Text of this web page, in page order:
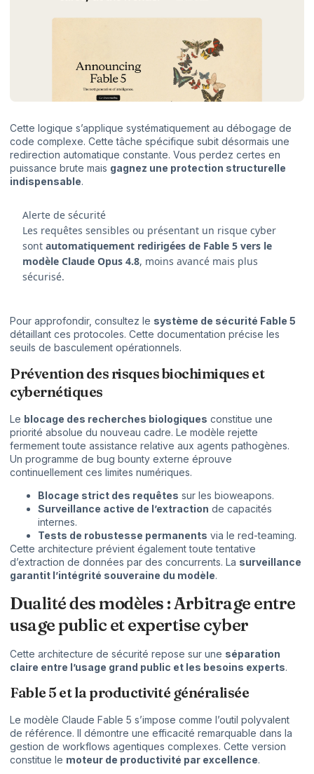
Cette logique s’applique systématiquement au débogage de
code complexe. Cette tâche spécifique subit désormais une
redirection automatique constante. Vous perdez certes en
puissance brute mais gagnez une protection structurelle
indispensable.
Alerte de sécurité
Les requêtes sensibles ou présentant un risque cyber
sont automatiquement redirigées de Fable 5 vers le
modèle Claude Opus 4.8, moins avancé mais plus
sécurisé.
Pour approfondir, consultez le système de sécurité Fable 5
détaillant ces protocoles. Cette documentation précise les
seuils de basculement opérationnels.
Prévention des risques biochimiques et
cybernétiques
Le blocage des recherches biologiques constitue une
priorité absolue du nouveau cadre. Le modèle rejette
fermement toute assistance relative aux agents pathogènes.
Un programme de bug bounty externe éprouve
continuellement ces limites numériques.
Blocage strict des requêtes sur les bioweapons.
Surveillance active de l’extraction de capacités
internes.
Tests de robustesse permanents via le red-teaming.
Cette architecture prévient également toute tentative
d’extraction de données par des concurrents. La surveillance
garantit l’intégrité souveraine du modèle.
Dualité des modèles : Arbitrage entre
usage public et expertise cyber
Cette architecture de sécurité repose sur une séparation
claire entre l’usage grand public et les besoins experts.
Fable 5 et la productivité généralisée
Le modèle Claude Fable 5 s’impose comme l’outil polyvalent
de référence. Il démontre une efficacité remarquable dans la
gestion de workflows agentiques complexes. Cette version
constitue le moteur de productivité par excellence.